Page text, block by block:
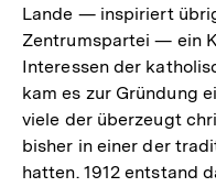
Lande — inspiriert
Zentrumspartei — ein
Interessen der
kam es zur Gründung
viele der überzeugt
bisher in einer der
hatten. 1912 entstand